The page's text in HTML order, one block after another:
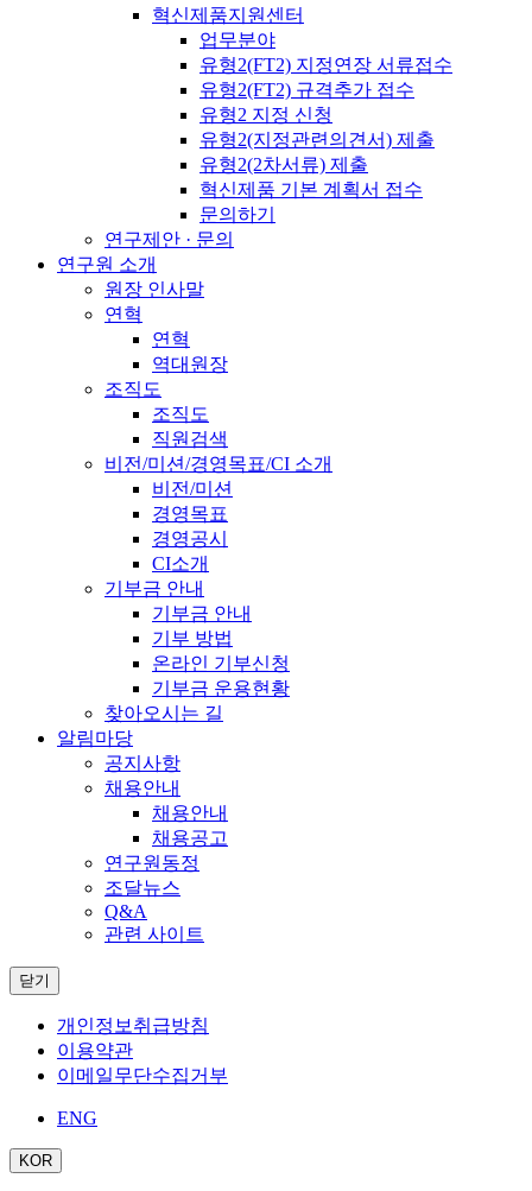
혁신제품지원센터
업무분야
유형2(FT2) 지정연장 서류접수
유형2(FT2) 규격추가 접수
유형2 지정 신청
유형2(지정관련의견서) 제출
유형2(2차서류) 제출
혁신제품 기본 계획서 접수
문의하기
연구제안 · 문의
연구원 소개
원장 인사말
연혁
연혁
역대원장
조직도
조직도
직원검색
비전/미션/경영목표/CI 소개
비전/미션
경영목표
경영공시
CI소개
기부금 안내
기부금 안내
기부 방법
온라인 기부신청
기부금 운용현황
찾아오시는 길
알림마당
공지사항
채용안내
채용안내
채용공고
연구원동정
조달뉴스
Q&A
관련 사이트
닫기
개인정보취급방침
이용약관
이메일무단수집거부
ENG
KOR